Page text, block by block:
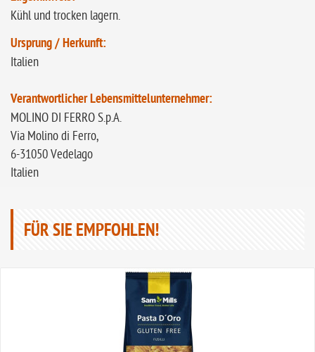
Kühl und trocken lagern.
Ursprung / Herkunft:
Italien
Verantwortlicher Lebensmittelunternehmer:
MOLINO DI FERRO S.p.A.
Via Molino di Ferro,
6-31050 Vedelago
Italien
FÜR SIE EMPFOHLEN!